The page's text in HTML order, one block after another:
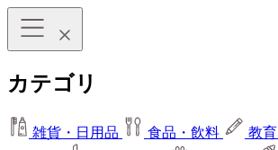
カテゴリ
雑貨・日用品 食品・飲料 教育